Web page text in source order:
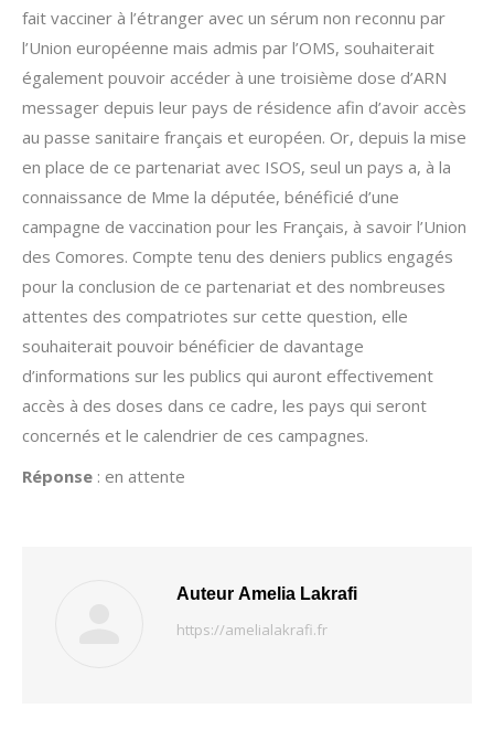
fait vacciner à l’étranger avec un sérum non reconnu par
l’Union européenne mais admis par l’OMS, souhaiterait
également pouvoir accéder à une troisième dose d’ARN
messager depuis leur pays de résidence afin d’avoir accès
au passe sanitaire français et européen. Or, depuis la mise
en place de ce partenariat avec ISOS, seul un pays a, à la
connaissance de Mme la députée, bénéficié d’une
campagne de vaccination pour les Français, à savoir l’Union
des Comores. Compte tenu des deniers publics engagés
pour la conclusion de ce partenariat et des nombreuses
attentes des compatriotes sur cette question, elle
souhaiterait pouvoir bénéficier de davantage
d’informations sur les publics qui auront effectivement
accès à des doses dans ce cadre, les pays qui seront
concernés et le calendrier de ces campagnes.
Réponse : en attente
Auteur Amelia Lakrafi
https://amelialakrafi.fr